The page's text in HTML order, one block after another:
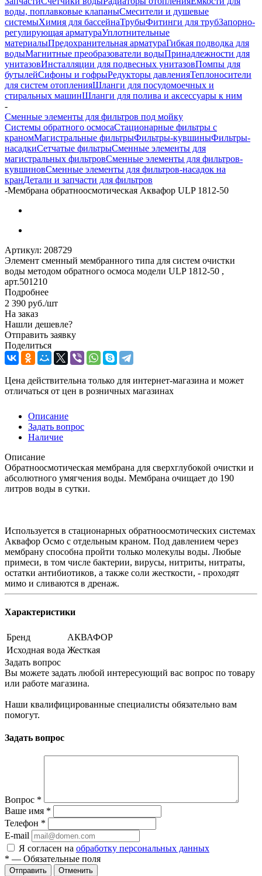
воды, поплавковые клапаныСмесители и душевые
системыХимия для бассейнаТрубыФитинги для трубЗапорно-
регулирующая арматураУплотнительные
материалыПредохранительная арматураГибкая подводка для
водыМагнитные преобразователи водыПринадлежности для
унитазовИнсталляции для подвесных унитазовПомпы для
бутылейСифоны и гофрыРедукторы давленияТеплоносители
для систем отопленияШланги для посудомоечных и
стиральных машинШланги для полива и аксессуары к ним
-
Сменные элементы для фильтров под мойку
Системы обратного осмосаСтационарные фильтры с
краномМагистральные фильтрыФильтры-кувшиныФильтры-
насадкиСетчатые фильтрыСменные элементы для
магистральных фильтровСменные элементы для фильтров-
кувшиновСменные элементы для фильтров-насадок на
кранДетали и запчасти для фильтров
-Мембрана обратноосмотическая Аквафор ULP 1812-50
Артикул: 208729
Элемент сменный мембранного типа для систем очистки
воды методом обратного осмоса модели ULP 1812-50 ,
арт.501210
Подробнее
2 390 руб./шт
На заказ
Нашли дешевле?
Отправить заявку
Поделиться
Цена действительна только для интернет-магазина и может
отличаться от цен в розничных магазинах
Описание
Задать вопрос
Наличие
Описание
Обратноосмотическая мембрана для сверхглубокой очистки и
абсолютного умягчения воды. Мембрана очищает до 190
литров воды в сутки.
Используется в стационарных обратноосмотических системах
Аквафор Осмо с отдельным краном. Под давлением через
мембрану способна пройти только молекулы воды. Любые
примеси, в том числе бактерии, вирусы, нитриты, нитраты,
остатки антибиотиков, а также соли жесткости, - проходят
мимо и сливаются в дренаж.
Характеристики
Бренд
АКВАФОР
Исходная вода Жесткая
Задать вопрос
Вы можете задать любой интересующий вас вопрос по товару
или работе магазина.
Наши квалифицированные специалисты обязательно вам
помогут.
Задать вопрос
Вопрос *
Ваше имя *
Телефон *
E-mail
Я согласен на обработку персональных данных
* — Обязательные поля
Отменить